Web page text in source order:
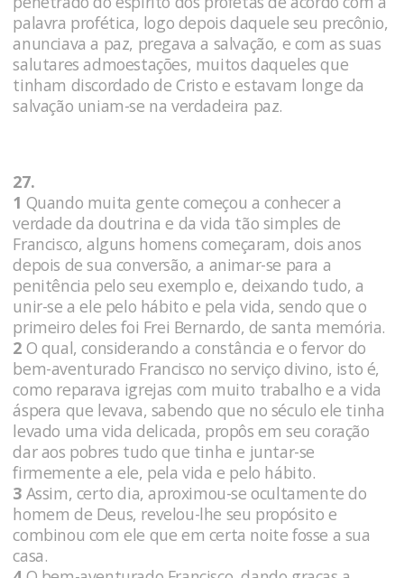
palavra profética, logo depois daquele seu precônio,
anunciava a paz, pregava a salvação, e com as suas
salutares admoestações, muitos daqueles que
tinham discordado de Cristo e estavam longe da
salvação uniam-se na verdadeira paz.
27.
1 Quando muita gente começou a conhecer a
verdade da doutrina e da vida tão simples de
Francisco, alguns homens começaram, dois anos
depois de sua conversão, a animar-se para a
penitência pelo seu exemplo e, deixando tudo, a
unir-se a ele pelo hábito e pela vida, sendo que o
primeiro deles foi Frei Bernardo, de santa memória.
2 O qual, considerando a constância e o fervor do
bem-aventurado Francisco no serviço divino, isto é,
como reparava igrejas com muito trabalho e a vida
áspera que levava, sabendo que no século ele tinha
levado uma vida delicada, propôs em seu coração
dar aos pobres tudo que tinha e juntar-se
firmemente a ele, pela vida e pelo hábito.
3 Assim, certo dia, aproximou-se ocultamente do
homem de Deus, revelou-lhe seu propósito e
combinou com ele que em certa noite fosse a sua
casa.